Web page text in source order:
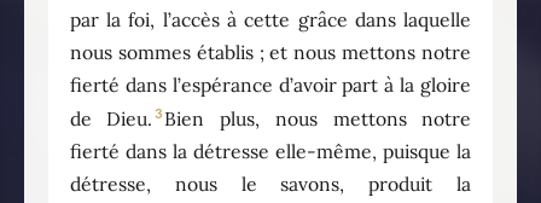
par la foi, l’accès à cette grâce dans laquelle
nous sommes établis ; et nous mettons notre
fierté dans l’espérance d’avoir part à la gloire
de Dieu. 3 Bien plus, nous mettons notre
fierté dans la détresse elle-même, puisque la
détresse, nous le savons, produit la